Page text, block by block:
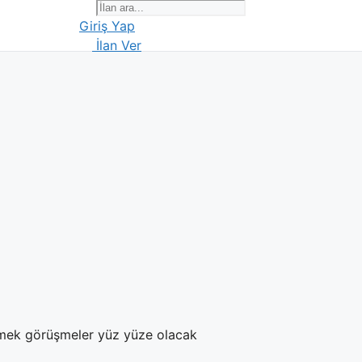
Giriş Yap
İlan Ver
görüşmeler yüz yüze olacak